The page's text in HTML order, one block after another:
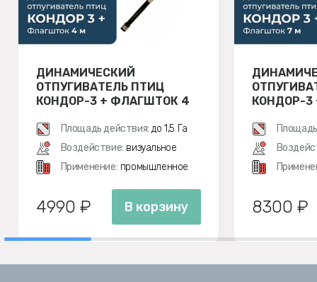
ДИНАМИЧЕСКИЙ
ОТПУГИВАТЕЛЬ ПТИЦ
КОНДОР-3 + ФЛАГШТОК 4
Площадь действия: до 1,5 Га
Воздействие: визуальное
Применение: промышленное
4990 ₽ В корзину
КОНДОР-3
8300 ₽